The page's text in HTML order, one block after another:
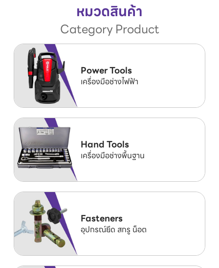
หมวดสินค้า
Category Product
Power Tools
เครื่องมือช่างไฟฟ้า
Hand Tools
เครื่องมือช่างพื้นฐาน
Fasteners
อุปกรณ์ยึด สกรู น็อต